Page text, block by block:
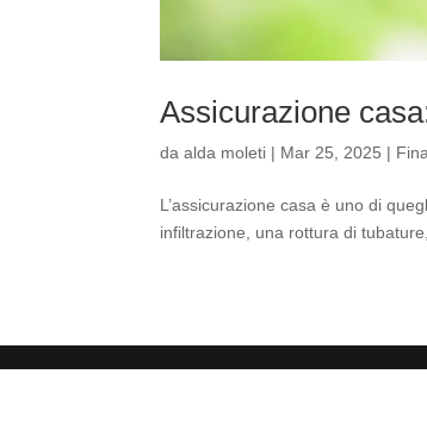
Assicurazione
daalda moleti | Mar 25, 2025 |
L’assicurazione casa è uno di
infiltrazione, una rottura di